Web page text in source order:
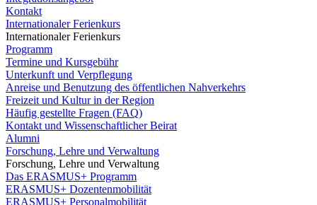
Kontakt
Internationaler Ferienkurs
Internationaler Ferienkurs
Programm
Termine und Kursgebühr
Unterkunft und Verpflegung
Anreise und Benutzung des öffentlichen Nahverkehrs
Freizeit und Kultur in der Region
Häufig gestellte Fragen (FAQ)
Kontakt und Wissenschaftlicher Beirat
Alumni
Forschung, Lehre und Verwaltung
Forschung, Lehre und Verwaltung
Das ERASMUS+ Programm
ERASMUS+ Dozentenmobilität
ERASMUS+ Personalmobilität